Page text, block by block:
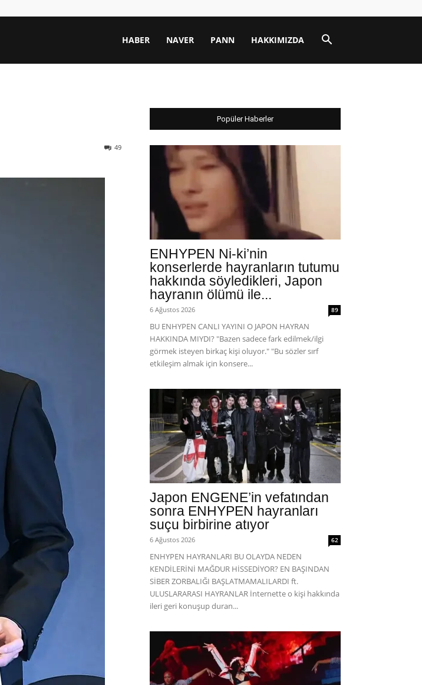
HABER NAVER PANN HAKKIMIZDA
49
Popüler Haberler
ENHYPEN Ni-ki’nin
konserlerde hayranların tutumu
hakkında söyledikleri, Japon
hayranın ölümü ile...
6 Ağustos 2026 89
BU ENHYPEN CANLI YAYINI O JAPON HAYRAN
HAKKINDA MIYDI? "Bazen sadece fark edilmek/ilgi
görmek isteyen birkaç kişi oluyor." "Bu sözler sırf
etkileşim almak için konsere...
Japon ENGENE’in vefatından
sonra ENHYPEN hayranları
suçu birbirine atıyor
6 Ağustos 2026 62
ENHYPEN HAYRANLARI BU OLAYDA NEDEN
KENDİLERİNİ MAĞDUR HİSSEDİYOR? EN BAŞINDAN
SİBER ZORBALIĞI BAŞLATMAMALILARDI ft.
ULUSLARARASI HAYRANLAR İnternette o kişi hakkında
ileri geri konuşup duran...